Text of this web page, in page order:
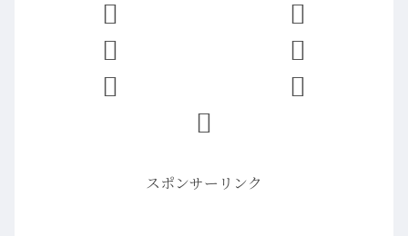
スポンサーリンク